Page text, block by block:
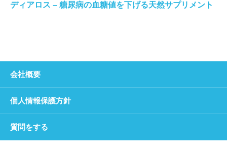
ディアロス – 糖尿病の血糖値を下げる天然サプリメント
会社概要
個人情報保護方針
質問をする